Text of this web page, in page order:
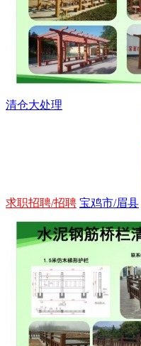
清仓大处理
求职招聘/招聘 宝鸡市/眉县